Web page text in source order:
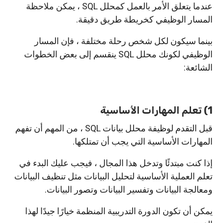
عندما يتعلق الأمر بالعمل كمحلل SQL ، يمكن ملاحظة
المسار الوظيفي كخريطة طريق دقيقة.
بينما سيكون لكل شخص رحلة مختلفة ، فإن المسار
الوظيفي لكونك محلل SQL ينقسم إلى بعض الخطوات
الشائعة:
1) تعلم المهارات الأساسية
قبل التقدم لوظيفة محلل بيانات SQL ، من المهم أن تفهم
المهارات الأساسية التي يجب أن تمتلكها.
إذا كنت مبتدئًا وتدخل هذا المجال ، فيجب عليك البدء في
تعلم العملية الأساسية لتحليل البيانات مثل تنظيف البيانات
ومعالجة البيانات وتفسير البيانات وتصور البيانات.
يمكن أن تكون الدورة التدريبية المنظمة خيارًا جيدًا لهذا